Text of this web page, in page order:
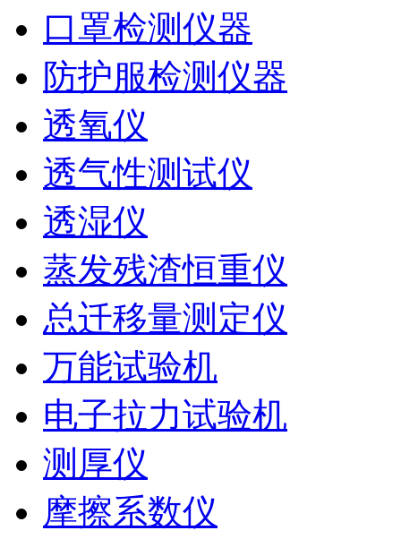
口罩检测仪器
防护服检测仪器
透氧仪
透气性测试仪
透湿仪
蒸发残渣恒重仪
总迁移量测定仪
万能试验机
电子拉力试验机
测厚仪
摩擦系数仪